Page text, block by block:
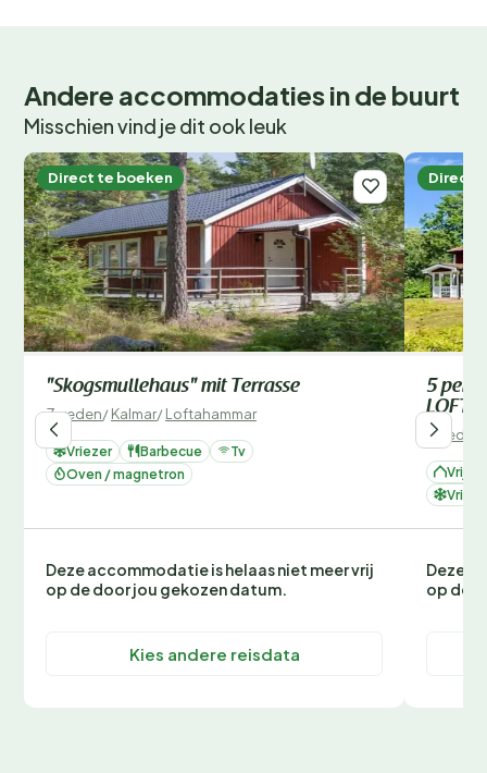
Andere accommodaties in de buurt
Misschien vind je dit ook leuk
Direct te boeken
"Skogsmullehaus" mit Terrasse
Zweden/Kalmar/Loftahammar
Vriezer Barbecue
Tv
Oven / magnetron
Deze accommodatie is helaas niet meer vrij
op de door jou gekozen datum.
Kies andere reisdata
Direct
5
Zweden
Deze
op de